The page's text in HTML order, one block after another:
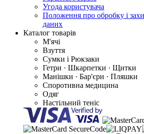
Угода користувача
Положення про обробку і
даних
Каталог товарів
М'ячі
Взуття
Сумки і Рюкзаки
Гетри · Шкарпетки · Щитки
Манішки · Бар'єри · Пляшки
Споротивна медицина
Одяг
Настільний теніс